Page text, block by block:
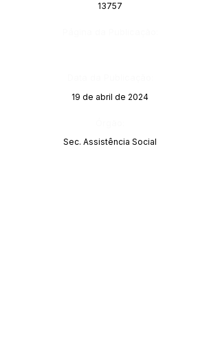
13757
19 de abril de 2024
Sec. Assistência Social